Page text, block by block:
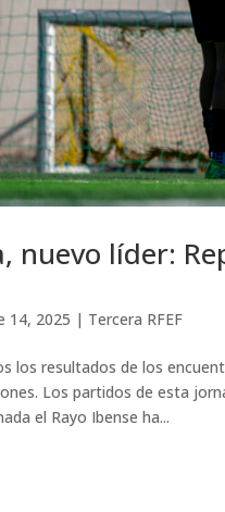
nuevo líder:
14, 2025 | Tercera RFEF
los resultados de los
Los partidos de esta
el Rayo Ibense ha...